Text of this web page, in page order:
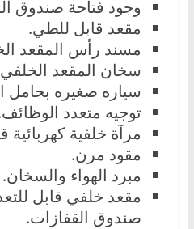
وجود فتاحة صندوق
مقعد قابل للطي.
مسند رأس المقعد
سخان المقعد
سياره صغيره بحامل
توجيه متعدد
مرآة خلفية كهربائية
مقود مرن.
مبرد الهواء والسخان.
مقعد خلفي قابل
صندوق القفازات.